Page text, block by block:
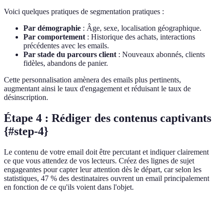
Voici quelques pratiques de segmentation pratiques :
Par démographie : Âge, sexe, localisation géographique.
Par comportement: Historique des achats, interactions
précédentes avec les emails.
Par stade du parcours client: Nouveaux abonnés, clients
fidèles, abandons de panier.
Cette personnalisation amènera des emails plus pertinents,
augmentant ainsi le taux d'engagement et réduisant le taux de
désinscription.
Étape 4 : Rédiger des contenus captivants
{#step-4}
Le contenu de votre email doit être percutant et indiquer clairement
ce que vous attendez de vos lecteurs. Créez des lignes de sujet
engageantes pour capter leur attention dès le départ, car selon les
statistiques, 47 % des destinataires ouvrent un email principalement
en fonction de ce qu'ils voient dans l'objet.